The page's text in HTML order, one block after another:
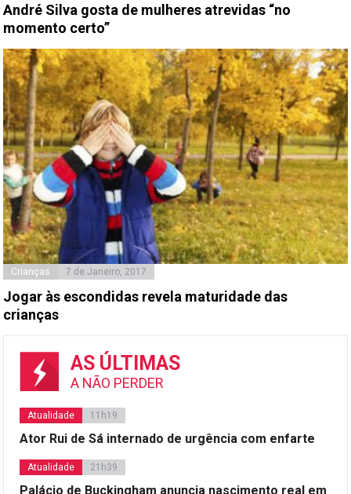
André Silva gosta de mulheres atrevidas “no
momento certo”
Crianças 7 de Janeiro, 2017
Jogar às escondidas revela maturidade das
crianças
AS ÚLTIMAS
A NÃO PERDER
Atualidade 11h19
Ator Rui de Sá internado de urgência com enfarte
Atualidade 21h39
Palácio de Buckingham anuncia nascimento real em